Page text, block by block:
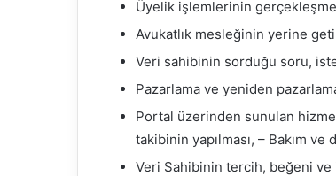
Üyelik işlemlerinin
Avukatlık mesleğinin yerine
Veri sahibinin sorduğu soru,
Pazarlama ve yeniden
Portal üzerinden sunulan
takibinin yapılması, – Bakım
Veri Sahibinin tercih, beğeni